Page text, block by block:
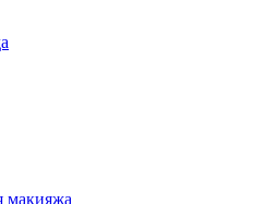
макияжа